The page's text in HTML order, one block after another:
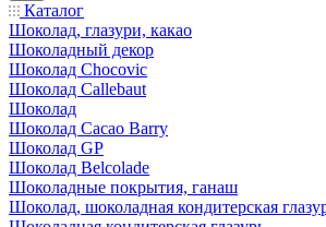
Каталог
Шоколад, глазури, какао
Шоколадный декор
Шоколад Chocovic
Шоколад Callebaut
Шоколад
Шоколад Cacao Barry
Шоколад GP
Шоколад Belcolade
Шоколадные покрытия, ганаш
Шоколад, шоколадная кондитерская